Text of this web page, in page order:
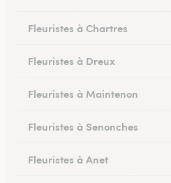
Fleuristes à Chartres
Fleuristes à Dreux
Fleuristes à Maintenon
Fleuristes à Senonches
Fleuristes à Anet